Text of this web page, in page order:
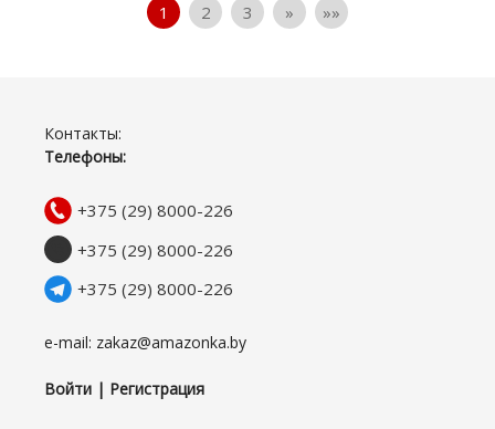
1 2 3 » »»
Контакты:
Телефоны:
+375 (29) 8000-226
+375 (29) 8000-226
+375 (29) 8000-226
e-mail: zakaz@amazonka.by
Войти | Регистрация